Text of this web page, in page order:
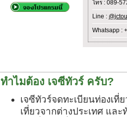
โทร : 089-
Line :
Whatsapp :
ทำไมต้อง เจซีทัวร์ ครับ?
เจซีทัวร์จดทะเบียนท่องเที่
เที่ยวจากต่างประเทศ แล